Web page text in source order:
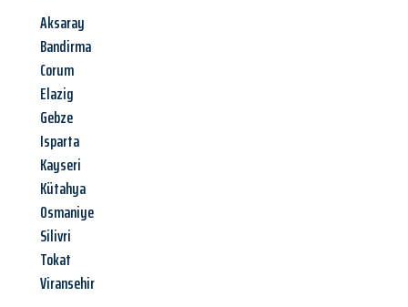
Aksaray
Bandirma
Corum
Elazig
Gebze
Isparta
Kayseri
Kütahya
Osmaniye
Silivri
Tokat
Viransehir